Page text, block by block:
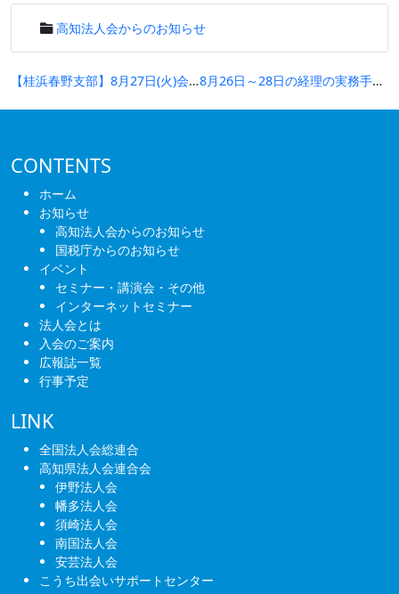
高知法人会からのお知らせ
投
稿
ビ
ゲ
ー
ョ
【桂浜春野支部】8月27日(火)会員交流会議の開催について 8月26日～28日の経理の実務手ほどき講座の開催について
CONTENTS
ホーム
お知らせ
高知法人会からのお知らせ
国税庁からのお知らせ
イベント
セミナー・講演会・その他
インターネットセミナー
法人会とは
入会のご案内
広報誌一覧
行事予定
LINK
全国法人会総連合
高知県法人会連合会
伊野法人会
幡多法人会
須崎法人会
南国法人会
安芸法人会
こうち出会いサポートセンター